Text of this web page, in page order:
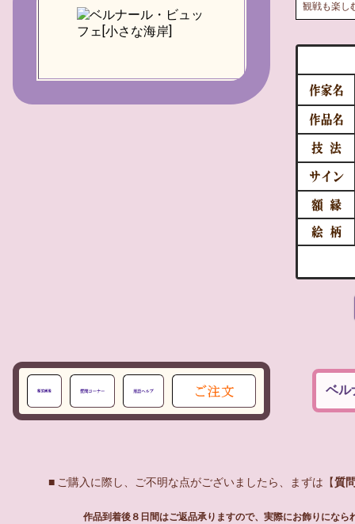
観戦も楽し
ベル
■ ご購入に際し、ご不明な点がございましたら、まずは【質
作品到着後８日間はご返品承りますので、実際にお飾りになら